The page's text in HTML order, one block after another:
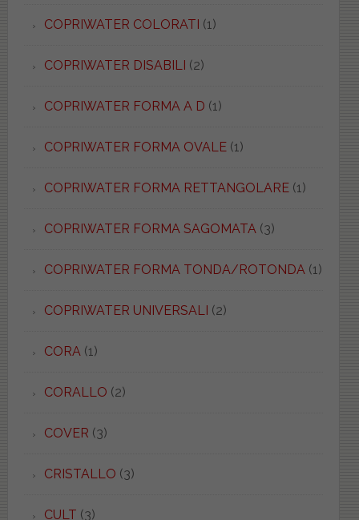
COPRIWATER COLORATI (1)
COPRIWATER DISABILI (2)
COPRIWATER FORMA A D (1)
COPRIWATER FORMA OVALE(1)
COPRIWATER FORMA RETTANGOLARE(1)
COPRIWATER FORMA SAGOMATA(3)
COPRIWATER FORMA TONDA/ROTONDA(1)
COPRIWATER UNIVERSALI (2)
CORA(1)
CORALLO (2)
COVER (3)
CRISTALLO (3)
CULT (3)